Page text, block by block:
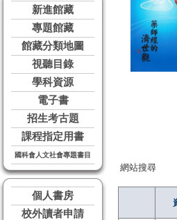
新進館藏
專題館藏
館藏分類地圖
視聽目錄
學科資源
電子書
招生考古題
課程指定用書
國科會人文社會專題書目
個人書房
校外讀者申請
網站搜尋